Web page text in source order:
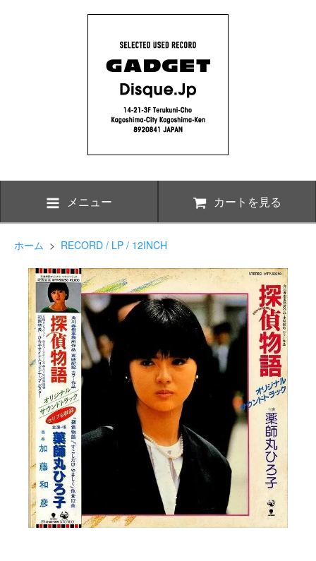
メニュー カートを見る
ホーム > RECORD / LP / 12INCH